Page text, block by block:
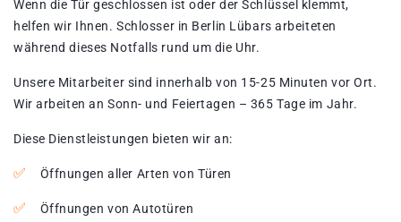
Wenn die Tür geschlossen ist oder der Schlüssel klemmt,
helfen wir Ihnen. Schlosser in Berlin Lübars arbeiteten
während dieses Notfalls rund um die Uhr.
Unsere Mitarbeiter sind innerhalb von 15-25 Minuten vor Ort.
Wir arbeiten an Sonn- und Feiertagen – 365 Tage im Jahr.
Diese Dienstleistungen bieten wir an:
Öffnungen aller Arten von Türen
Öffnungen von Autotüren